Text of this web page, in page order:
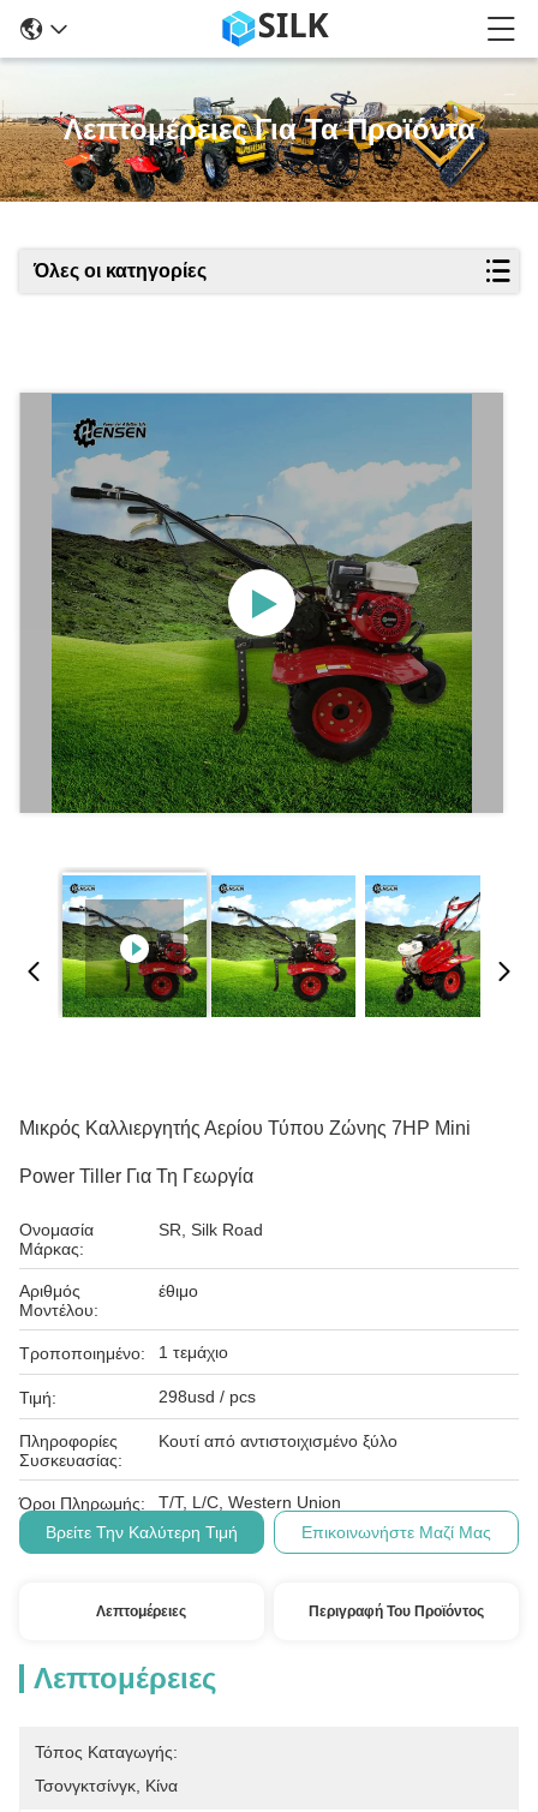
Λεπτομέρειες Για Τα Προϊόντα
Όλες οι κατηγορίες
Μικρός Καλλιεργητής Αερίου Τύπου Ζώνης 7HP Mini
Power Tiller Για Τη Γεωργία
Ονομασία
Μάρκας:
SR, Silk Road
Αριθμός
Μοντέλου:
έθιμο
Τροποποιημένο: 1 τεμάχιο
Τιμή: 298usd / pcs
Πληροφορίες
Συσκευασίας:
Κουτί από αντιστοιχισμένο ξύλο
Όροι Πληρωμής:
T/T, L/C, Western Union
Βρείτε Την Καλύτερη Τιμή
Επικοινωνήστε Μαζί Μας
Λεπτομέρειες Περιγραφή Του Προϊόντος
Λεπτομέρειες
Τόπος Καταγωγής:
Τσονγκτσίνγκ, Κίνα